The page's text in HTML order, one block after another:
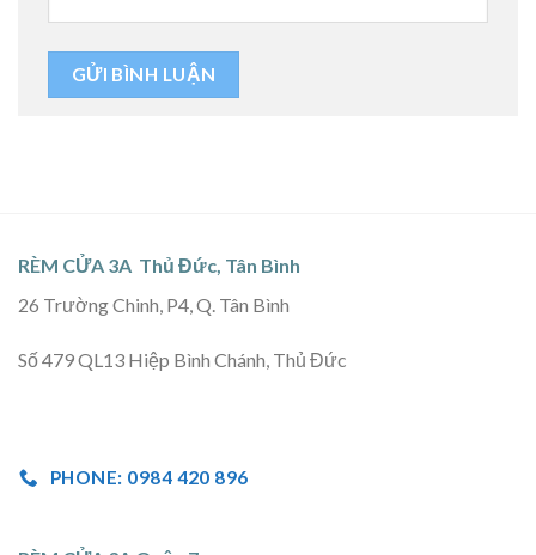
RÈM CỬA 3A Thủ Đức, Tân Bình
26 Trường Chinh, P4, Q. Tân Bình
Số 479 QL13 Hiệp Bình Chánh, Thủ Đức
PHONE: 0984 420 896